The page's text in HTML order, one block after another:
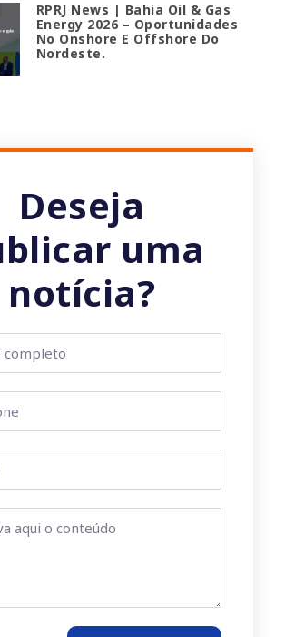
RPRJ News | Bahia Oil & Gas
Energy 2026 – Oportunidades
No Onshore E Offshore Do
Nordeste.
Deseja
uma
notícia?